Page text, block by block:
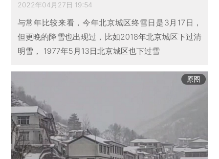
2022年04月27日 19:54
与常年比较来看，今年北京城区终雪日是3月17日，
但更晚的降雪也出现过，比如2018年北京城区下过清
明雪， 1977年5月13日北京城区也下过雪
原图